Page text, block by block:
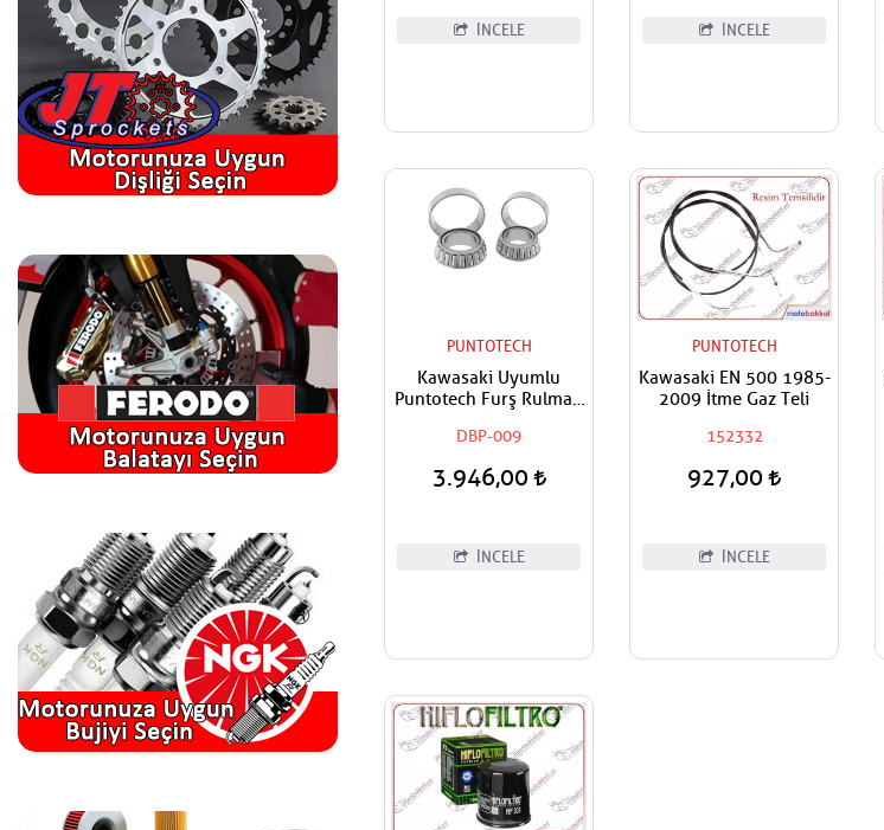
İNCELE İNCELE
PUNTOTECH
Kawasaki Uyumlu
Puntotech Furş Rulman
Bilyaları
DBP-009
3.946,00
İNCELE
PUNTOTECH
Kawasaki EN 500 1985-
2009 İtme Gaz Teli
152332
927,00
İNCELE